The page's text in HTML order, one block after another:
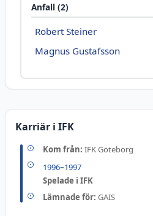
Anfall (2)
Robert Steiner
Magnus Gustafsson
Karriär i IFK
Kom från: IFK Göteborg
1996–1997
Spelade i IFK
Lämnade för: GAIS